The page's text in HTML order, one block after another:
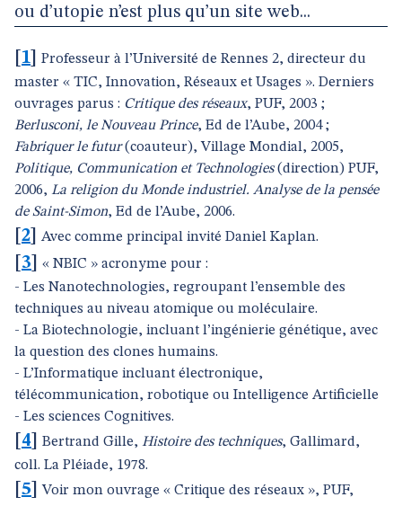
ou d’utopie n’est plus qu’un site web...
1
Professeur à l’Université de Rennes 2, directeur du
master « TIC, Innovation, Réseaux et Usages ». Derniers
ouvrages parus : Critique des réseaux, PUF, 2003 ;
Berlusconi, le Nouveau Prince, Ed de l’Aube, 2004 ;
Fabriquer le futur(coauteur), Village Mondial, 2005,
Politique, Communication et Technologies(direction) PUF,
2006, La religion du Monde industriel. Analyse de la pensée
de Saint-Simon, Ed de l’Aube, 2006.
2 Avec comme principal invité Daniel Kaplan.
3
« NBIC » acronyme pour :
- Les Nanotechnologies, regroupant l’ensemble des
techniques au niveau atomique ou moléculaire.
- La Biotechnologie, incluant l’ingénierie génétique, avec
la question des clones humains.
- L’Informatique incluant électronique,
télécommunication, robotique ou Intelligence Artificielle
- Les sciences Cognitives.
4 Bertrand Gille, Histoire des techniques, Gallimard,
coll. La Pléiade, 1978.
5 ]Voir mon ouvrage « Critique des réseaux », PUF,